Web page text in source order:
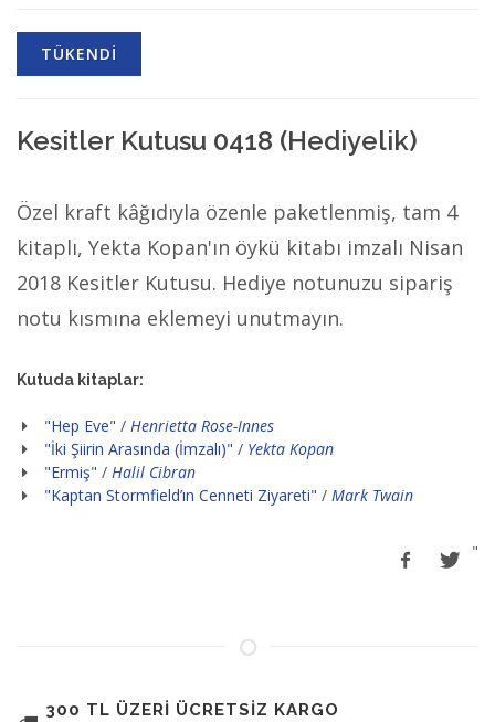
TÜKENDİ
Kesitler Kutusu 0418 (Hediyelik)
Özel kraft kâğıdıyla özenle paketlenmiş, tam 4
kitaplı, Yekta Kopan'ın öykü kitabı imzalı Nisan
2018 Kesitler Kutusu. Hediye notunuzu sipariş
notu kısmına eklemeyi unutmayın.
Kutuda kitaplar:
"Hep Eve" / Henrietta Rose-Innes
"İki Şiirin Arasında (İmzalı)" / Yekta Kopan
"Ermiş" / Halil Cibran
"Kaptan Stormfield’ın Cenneti Ziyareti" / Mark Twain
"
300 TL ÜZERİ ÜCRETSİZ KARGO